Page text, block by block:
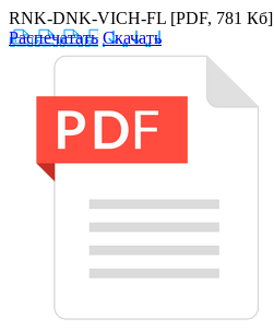
RNK-DNK-VICH-FL [PDF, 781 Кб]
Распечатать Скачать